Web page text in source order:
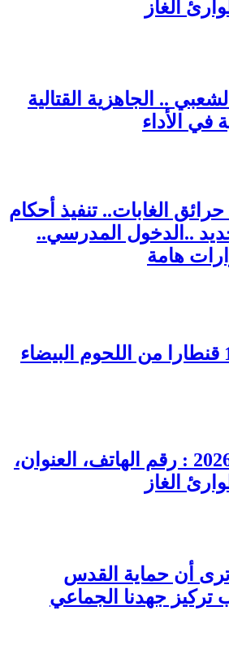
الغاز
.. الجاهزية القتالية
في الأداء
الغابات.. تنفيذ أحكام
..الدخول المدرسي..
هامة
غليزان.. حجز 13 قنطارا من اللحوم البيضاء
سونلغاز خنشلة 2026 : رقم الهاتف، العنوان،
الغاز
أن حماية القدس
جهدنا الجماعي